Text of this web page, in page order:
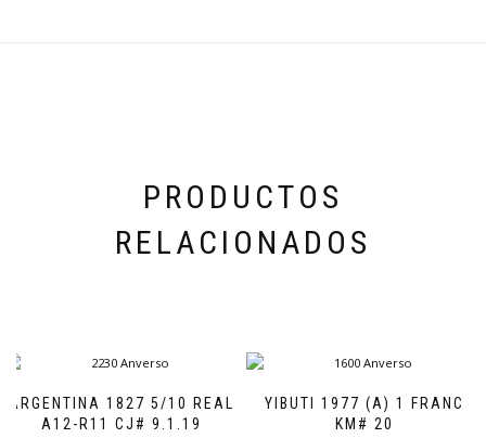
PRODUCTOS
RELACIONADOS
ARGENTINA 1827 5/10 REAL
A12-R11 CJ# 9.1.19
YIBUTI 1977 (A) 1 FRANC
KM# 20